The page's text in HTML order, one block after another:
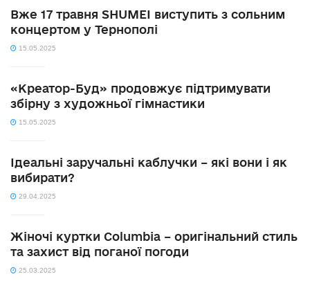
Вже 17 травня SHUMEI виступить з сольним
концертом у Тернополі
15.05.2025
«Креатор-Буд» продовжує підтримувати
збірну з художньої гімнастики
15.05.2025
Ідеальні заручальні каблучки – які вони і як
вибирати?
29.04.2025
Жіночі куртки Columbia – оригінальний стиль
та захист від поганої погоди
25.03.2025